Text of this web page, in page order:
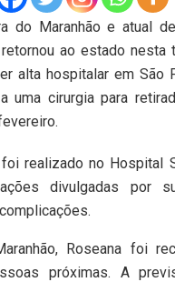
do Maranhão e atual
retornou ao estado nesta
alta hospitalar em São
uma cirurgia para
realizado no Hospital
divulgadas por
Roseana foi
próximas. A